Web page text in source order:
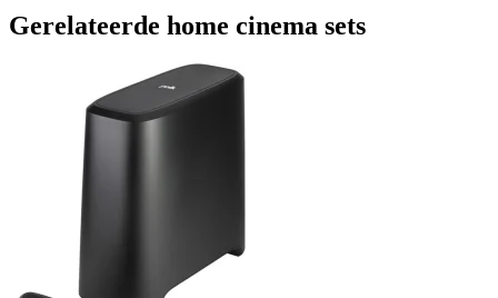
Gerelateerde home cinema sets